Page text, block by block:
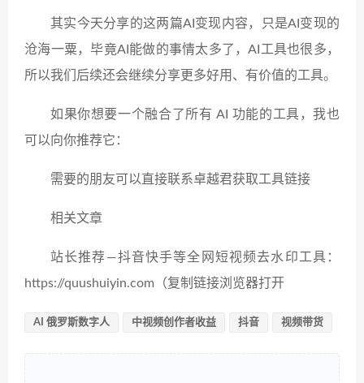
其实今天分享的这两篇AI变现内容，只是AI变现的
沧海一粟，毕竟AI能做的事情太多了，AI工具也很多，
所以我们后续还会继续分享更多好用、有价值的工具。
如果你想要一个融合了所有 AI 功能的工具，我也
可以向你推荐它：
需要的朋友可以直接联系卓越君获取工具链接
相关文章
站长推荐—抖音快手等全网短视频去水印工具：
https://quushuiyin.com（复制链接浏览器打开
AI 俄罗斯数字人 中视频创作者收益 抖音 视频带货